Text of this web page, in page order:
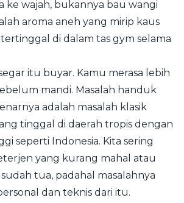
ke wajah, bukannya bau wangi
aroma aneh yang mirip kaus
di dalam tas gym selama
itu buyar. Kamu merasa lebih
mandi. Masalah handuk
adalah masalah klasik
tinggal di daerah tropis dengan
seperti Indonesia. Kita sering
yang kurang mahal atau
tua, padahal masalahnya
dan teknis dari itu.